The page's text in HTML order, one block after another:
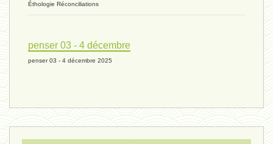
penser 01 - 9 février 2024 *
Éthologie Réconciliations
penser 03 - 4 décembre
penser 03 - 4 décembre 2025